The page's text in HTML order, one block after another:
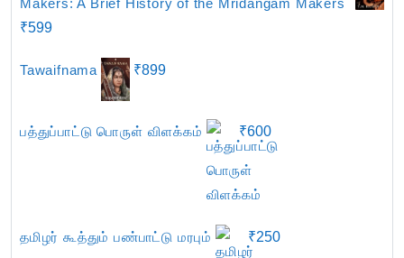
Makers: A Brief History of the Mridangam Makers
₹599
Tawaifnama ₹899
பத்துப்பாட்டு பொருள் விளக்கம் ₹600
தமிழர் கூத்தும் பண்பாட்டு மரபும் ₹250